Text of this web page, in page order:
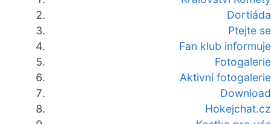
Dortiáda
Ptejte se
Fan klub informuje
Fotogalerie
Aktivní fotogalerie
Download
Hokejchat.cz